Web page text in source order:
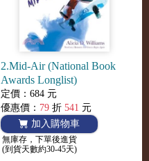
2.Mid-Air (National Book
Awards Longlist)
定價：684 元
優惠價： 79 折 541 元
加入購物車
無庫存，下單後進貨
(到貨天數約30-45天)